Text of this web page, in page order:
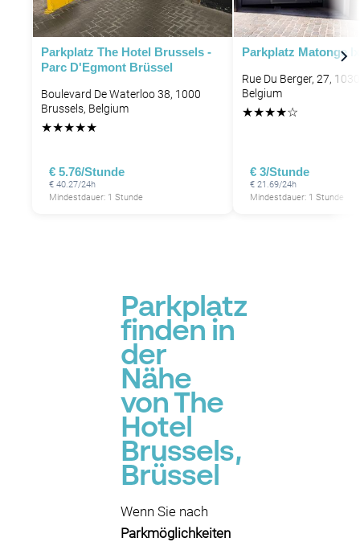
Parkplatz The Hotel Brussels -
Parc D'Egmont Brüssel
Boulevard De Waterloo 38, 1000
Brussels, Belgium
★★★★★
€ 5.76/Stunde
€ 40.27/24h
Mindestdauer: 1 Stunde
Parkplatz Matonge
Rue Du Berger, 27,
Belgium
★★★★☆
€ 3/Stunde
€ 21.69/24h
Mindestdauer: 1 Stunde
Parkplatz
finden in
der
Nähe
von The
Hotel
Brussels,
Brüssel
Wenn Sie nach
Parkmöglichkeiten